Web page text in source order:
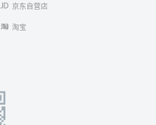
京东自营店
淘宝